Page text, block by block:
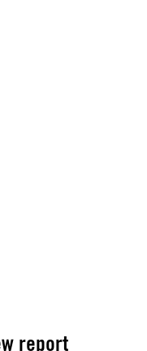
report